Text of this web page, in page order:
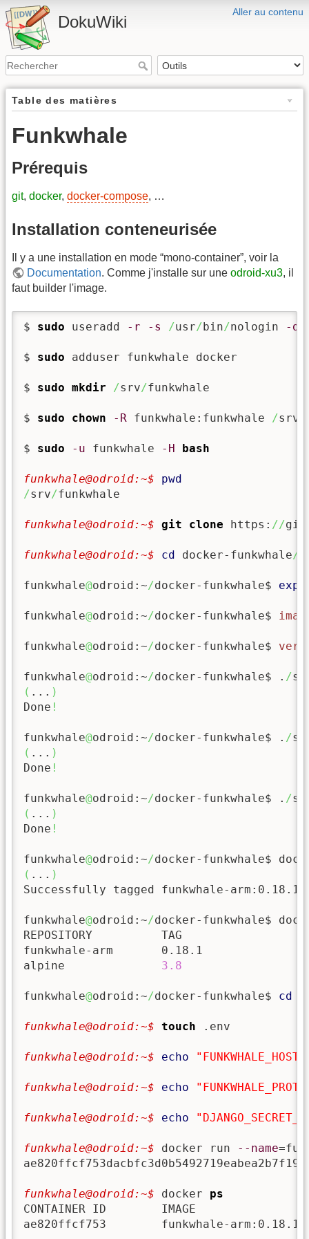
Aller au contenu
DokuWiki
Table des matières
Funkwhale
Prérequis
git, docker, docker-compose, …
Installation conteneurisée
Il y a une installation en mode “mono-container”, voir la
Documentation. Comme j'installe sur uneodroid-xu3, il
faut builder l'image.
$ sudo useradd -r -s /usr/ bin/nologin -d
$ sudo adduser funkwhale docker
$ sudo mkdir /srv/funkwhale
$ sudo chown -R funkwhale:funkwhale /srv
$ sudo -u funkwhale -H bash
funkwhale@odroid:~$ pwd
/srv/funkwhale
funkwhale@odroid:~$ git clone https: //
funkwhale@odroid:~$ cd docker-funkwhale/
funkwhale@odroid:~/docker-funkwhale$
funkwhale@odroid:~/docker-funkwhale$
funkwhale@odroid:~/docker-funkwhale$
funkwhale@odroid:~/docker-funkwhale$ . /
( ... )
Done !
funkwhale@odroid:~/docker-funkwhale$ . /
( ... )
Done !
funkwhale@odroid:~/docker-funkwhale$ . /
( ... )
Done !
funkwhale@odroid:~/docker-funkwhale$
( ... )
Successfully tagged funkwhale-arm:0.18.1
funkwhale@odroid:~/docker-funkwhale$
REPOSITORY          TAG
funkwhale-arm       0.18.1
alpine 3.8
funkwhale@odroid:~/docker-funkwhale$ cd
funkwhale@odroid:~$ touch .env
funkwhale@odroid:~$ echo
funkwhale@odroid:~$ echo
funkwhale@odroid:~$ echo
funkwhale@odroid:~$ docker run --name
funkwhale@odroid:~$ docker ps
CONTAINER ID        IMAGE
ae820ffcf753        funkwhale-